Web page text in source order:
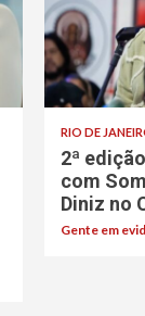
RIO DE
2ª
com
Diniz no
Gente em